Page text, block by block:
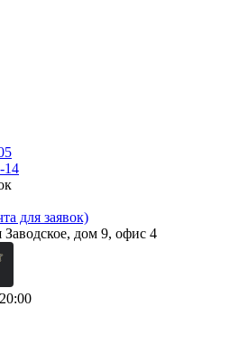
14
для заявок)
дом 9, офис 4